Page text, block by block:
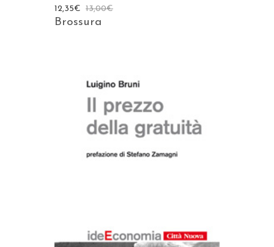
13,00€
12,35€
Brossura